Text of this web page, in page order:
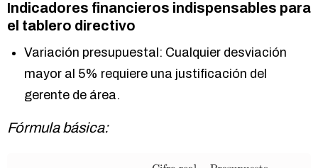
Indicadores financieros indispensables para
el tablero directivo
Variación presupuestal: Cualquier desviación
mayor al 5% requiere una justificación del
gerente de área.
Fórmula básica: